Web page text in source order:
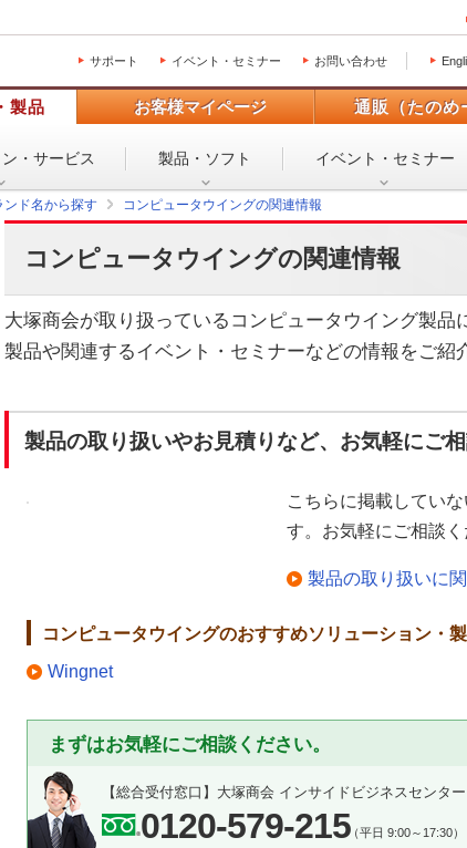
サポート イベント・セミナー お問い合わせ
製品 お客様マイページ 通販（たのめ
・ サービス 製品・ソフト イベント・ セミナー
ンド名から探す コンピュータウイングの関連情報
コンピュータウイングの関連情報
大塚商会が取り扱っているコンピュータウイング製品
製品や関連するイベント・セミナーなどの情報をご紹
製品の取り扱いやお見積りなど、お気軽にご
こちらに掲載してい
す。お気軽にご相談
製品の取り扱いに
コンピュータウイングのおすすめソリューション・
Wingnet
まずはお気軽にご相談ください。
【総合受付窓口】 大塚商会 インサイドビジネスセンター
0120-579-215（平日 9:00～17:30）